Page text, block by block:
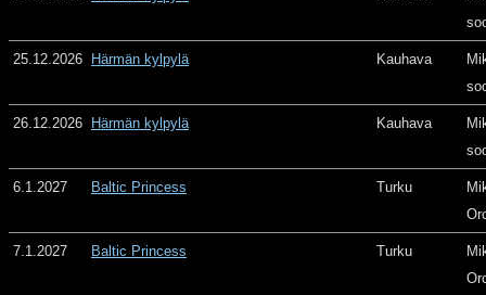
25.12.2026 Härmän kylpylä Kauhava
26.12.2026 Härmän kylpylä Kauhava
6.1.2027 Baltic Princess Turku
7.1.2027 Baltic Princess Turku